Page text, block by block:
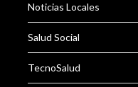
Noticias Locales
Salud Social
TecnoSalud